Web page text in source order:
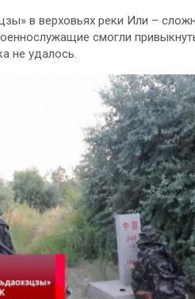
в верховьях реки Или –
смогли
не удалось.